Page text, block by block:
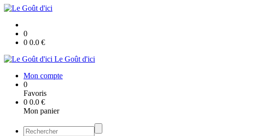
0
0 0.0 €
Le Goût d'ici
Mon compte
0
Favoris
0 0.0 €
Mon panier